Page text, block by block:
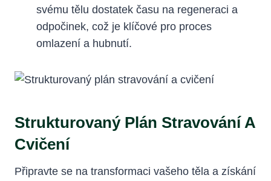
svému tělu dostatek času na regeneraci a
odpočinek, což je klíčové pro⁢ proces
omlazení a hubnutí.
Strukturovaný Plán Stravování A
Cvičení
Připravte se na transformaci vašeho těla a získání